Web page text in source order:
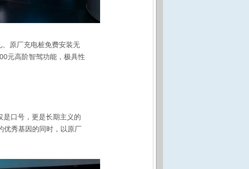
原厂充电桩免费安装无
元高阶智驾功能，极具性
是口号，更是长期主义的
优秀基因的同时，以原厂